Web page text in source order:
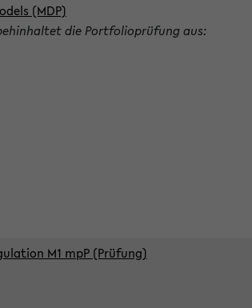
(MDP)
die Portfolioprüfung aus:
M1 mpP (Prüfung)